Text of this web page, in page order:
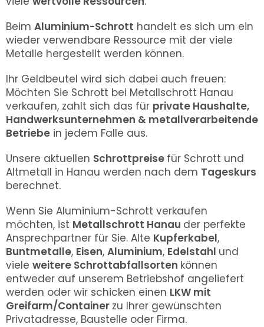
Beim Aluminium-Schrott handelt es sich um ein
wieder verwendbare Ressource mit der viele
Metalle hergestellt werden können.
Ihr Geldbeutel wird sich dabei auch freuen:
Möchten Sie Schrott bei Metallschrott Hanau
verkaufen, zahlt sich das für private Haushalte,
Handwerksunternehmen & metallverarbeitende
Betriebe in jedem Falle aus.
Unsere aktuellen Schrottpreise für Schrott und
Altmetall in Hanau werden nach dem Tageskurs
berechnet.
Wenn Sie Aluminium-Schrott verkaufen
möchten, ist Metallschrott Hanau der perfekte
Ansprechpartner für Sie. Alte Kupferkabel,
Buntmetalle, Eisen, Aluminium, Edelstahl und
viele weitere Schrottabfallsorten können
entweder auf unserem Betriebshof angeliefert
werden oder wir schicken einen LKW mit
Greifarm/Container zu Ihrer gewünschten
Privatadresse, Baustelle oder Firma.